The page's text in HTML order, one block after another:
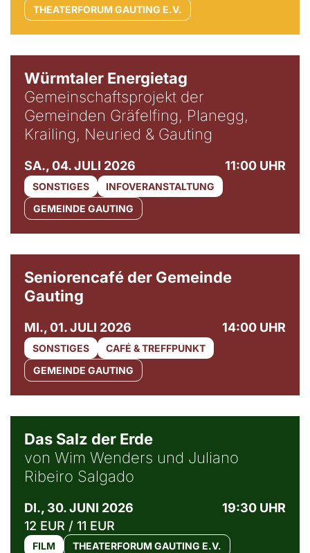
THEATERFORUM GAUTING E.V.
Würmtaler Energietag
Gemeinschaftsprojekt der
Gemeinden Gräfelfing, Planegg,
Krailing, Neuried & Gauting
SA., 04. JULI 2026 11:00 UHR
SONSTIGES
INFOVERANSTALTUNG
GEMEINDE GAUTING
Seniorencafé der Gemeinde
Gauting
MI., 01. JULI 2026 14:00 UHR
SONSTIGES
CAFÉ & TREFFPUNKT
GEMEINDE GAUTING
Das Salz der Erde
von Wim Wenders und Juliano
Ribeiro Salgado
DI., 30. JUNI 2026
19:30 UHR
12 EUR / 11 EUR
FILM THEATERFORUM GAUTING E.V.